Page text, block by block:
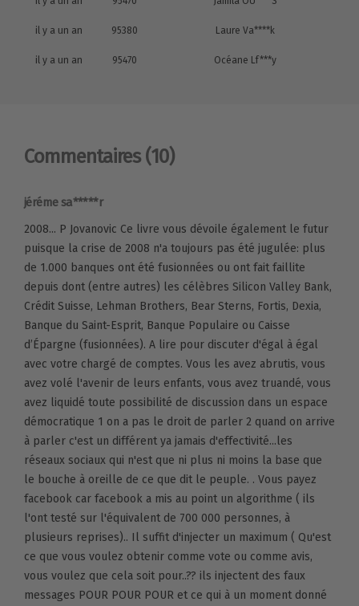
il y a un an 95380 Laure Va****k
il y a un an 95470 Océane Lf***y
Commentaires (10)
jéréme sa*****r
2008... P Jovanovic Ce livre vous dévoile également le futur
puisque la crise de 2008 n'a toujours pas été jugulée: plus
de 1.000 banques ont été fusionnées ou ont fait faillite
depuis dont (entre autres) les célèbres Silicon Valley Bank,
Crédit Suisse, Lehman Brothers, Bear Sterns, Fortis, Dexia,
Banque du Saint-Esprit, Banque Populaire ou Caisse
d’Épargne (fusionnées). A lire pour discuter d'égal à égal
avec votre chargé de comptes. Vous les avez abrutis, vous
avez volé l'avenir de leurs enfants, vous avez truandé, vous
avez liquidé toute possibilité de discussion dans un espace
démocratique 1 on a pas le droit de parler 2 quand on arrive
à parler c'est un différent ya jamais d'effectivité...les
réseaux sociaux qui n'est que ni plus ni moins la base que
le bouche à oreille de ce que dit le peuple. . Vous payez
facebook car facebook a mis au point un algorithme ( ils
l'ont testé sur l'équivalent de 700 000 personnes, à
plusieurs reprises).. Il suffit d'injecter un maximum ( Qu'est
ce que vous voulez obtenir comme vote ou comme avis,
vous voulez que cela soit pour..?? ils injectent des faux
messages POUR POUR POUR et ce qui à un moment donné